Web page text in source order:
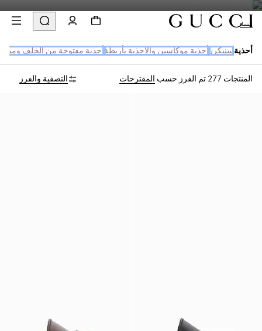
النساء
أحذية سنيكرز أحذية موكاسين والأحذية بأربطة أحذية مفتوحة من الخلف
المنتجات 277 تم الفرز حسب المقترحات التصفية والفرز